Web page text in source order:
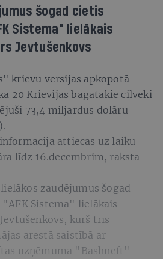
šogad cietis
Sistema" lielākais
Jevtušenkovs
krievu versijas apkopotā
20 Krievijas bagātākie cilvēki
73,4 miljardus dolāru
attiecas uz laiku
līdz 16.decembrim, raksta
zaudējumus šogad
Sistema" lielākais
kurš trīs
arestā saistībā ar
uzņēmuma "Bashneft"